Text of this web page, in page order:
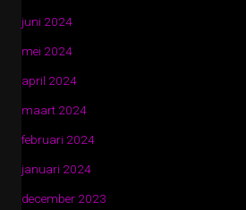
juni 2024
mei 2024
april 2024
maart 2024
februari 2024
januari 2024
december 2023